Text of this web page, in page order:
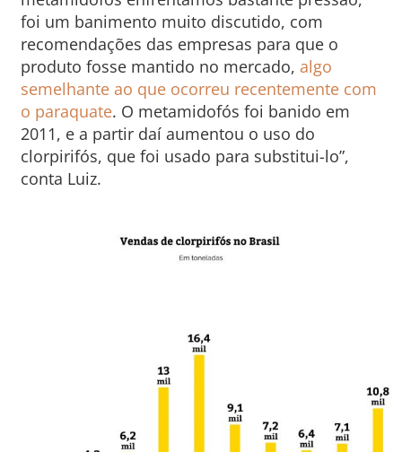
foi um banimento muito discutido, com
recomendações das empresas para que o
produto fosse mantido no mercado, algo
semelhante ao que ocorreu recentemente com
o paraquate. O metamidofós foi banido em
2011, e a partir daí aumentou o uso do
clorpirifós, que foi usado para substitui-lo”,
conta Luiz.